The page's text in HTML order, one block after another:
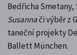
Bedřicha Smetany,
Susannači výběr z
taneční projekty
Ballett München.